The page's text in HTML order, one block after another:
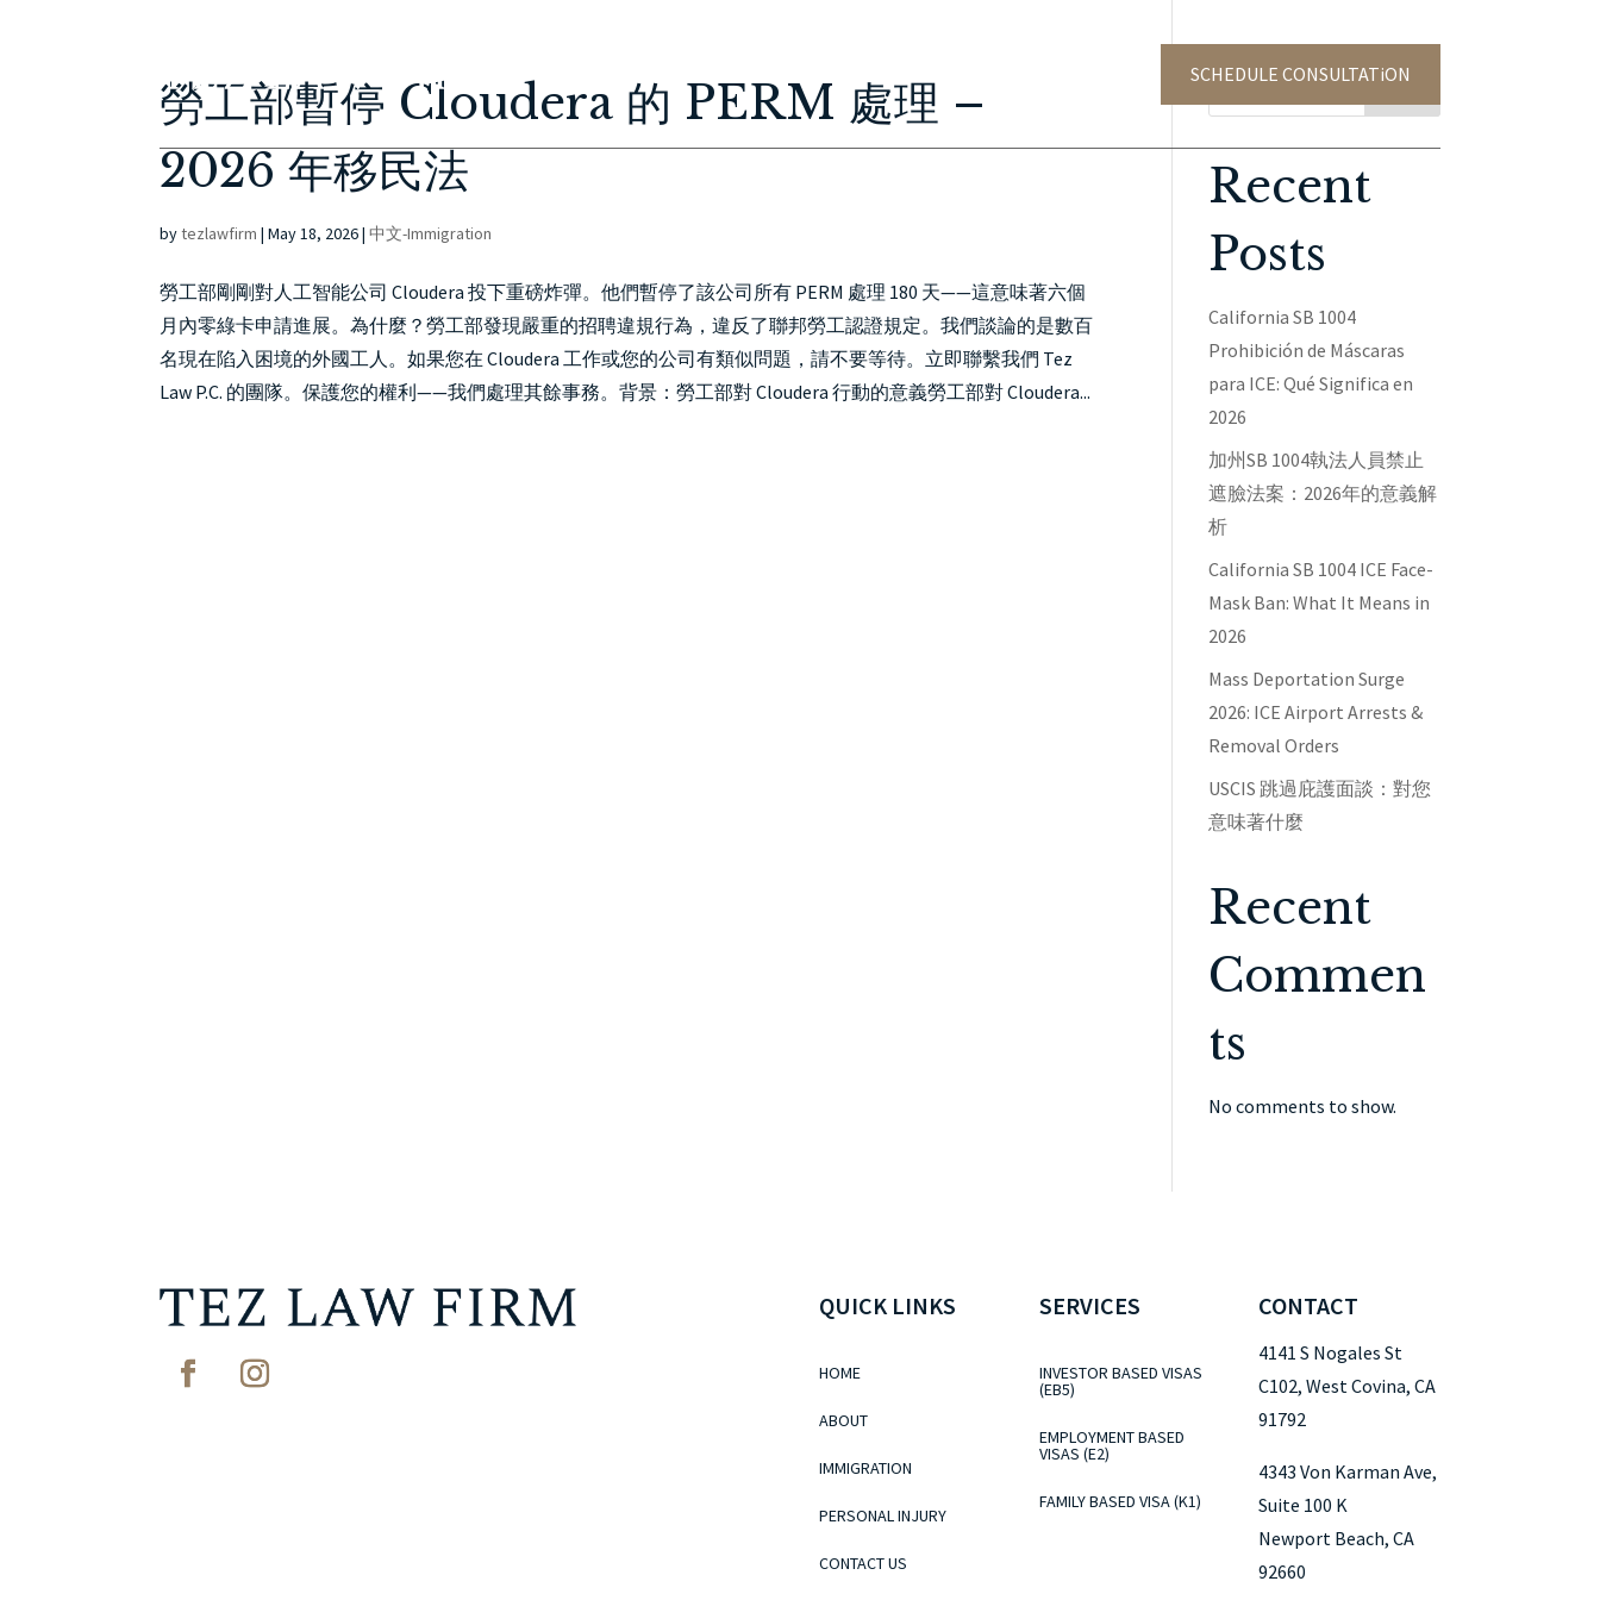
SCHEDULE CONSULTATiON
勞工部暫停 Cloudera 的 PERM 處理 –
2026 年移民法
bytezlawfirm |May 18, 2026|中文-Immigration
勞工部剛剛對人工智能公司 Cloudera 投下重磅炸彈。他們暫停了該公司所有 PERM 處理 180 天——這意味著六個
月內零綠卡申請進展。為什麼？勞工部發現嚴重的招聘違規行為，違反了聯邦勞工認證規定。我們談論的是數百
名現在陷入困境的外國工人。如果您在 Cloudera 工作或您的公司有類似問題，請不要等待。立即聯繫我們 Tez
Law P.C. 的團隊。保護您的權利——我們處理其餘事務。背景：勞工部對 Cloudera 行動的意義勞工部對 Cloudera...
Recent
Posts
California SB 1004
Prohibición de Máscaras
para ICE: Qué Significa en
2026
加州SB 1004執法人員禁止
遮臉法案：2026年的意義解
析
California SB 1004 ICE Face-
Mask Ban: What It Means in
2026
Mass Deportation Surge
2026: ICE Airport Arrests &
Removal Orders
USCIS 跳過庇護面談：對您
意味著什麼
Recent
Commen
ts
No comments to show.
QUICK LINKS
HOME
ABOUT
IMMIGRATION
PERSONAL INJURY
CONTACT US
SERVICES
INVESTOR BASED VISAS
(EB5)
EMPLOYMENT BASED
VISAS (E2)
FAMILY BASED VISA (K1)
CONTACT
4141 S Nogales St
C102, West Covina, CA
91792
4343 Von Karman Ave,
Suite 100 K
Newport Beach, CA
92660